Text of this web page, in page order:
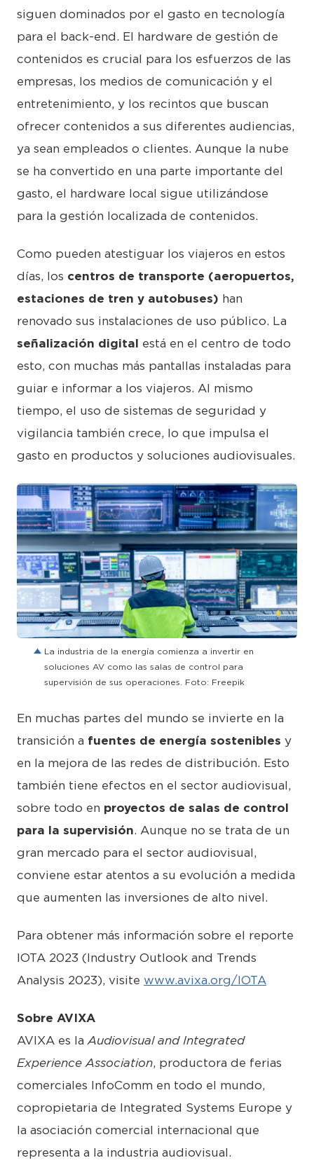
siguen dominados por el gasto en tecnología
para el back-end. El hardware de gestión de
contenidos es crucial para los esfuerzos de las
empresas, los medios de comunicación y el
entretenimiento, y los recintos que buscan
ofrecer contenidos a sus diferentes audiencias,
ya sean empleados o clientes. Aunque la nube
se ha convertido en una parte importante del
gasto, el hardware local sigue utilizándose
para la gestión localizada de contenidos.
Como pueden atestiguar los viajeros en estos
días, los centros de transporte (aeropuertos,
estaciones de tren y autobuses) han
renovado sus instalaciones de uso público. La
señalización digital está en el centro de todo
esto, con muchas más pantallas instaladas para
guiar e informar a los viajeros. Al mismo
tiempo, el uso de sistemas de seguridad y
vigilancia también crece, lo que impulsa el
gasto en productos y soluciones audiovisuales.
JPG
La industria de la energía comienza a invertir en
soluciones AV como las salas de control para
supervisión de sus operaciones. Foto: Freepik
En muchas partes del mundo se invierte en la
transición a fuentes de energía sostenibles y
en la mejora de las redes de distribución. Esto
también tiene efectos en el sector audiovisual,
sobre todo en proyectos de salas de control
para la supervisión. Aunque no se trata de un
gran mercado para el sector audiovisual,
conviene estar atentos a su evolución a medida
que aumenten las inversiones de alto nivel.
Para obtener más información sobre el reporte
IOTA 2023 (Industry Outlook and Trends
Analysis 2023), visite www.avixa.org/IOTA
Sobre AVIXA
AVIXA es la Audiovisual and Integrated
Experience Association, productora de ferias
comerciales InfoComm en todo el mundo,
copropietaria de Integrated Systems Europe y
la asociación comercial internacional que
representa a la industria audiovisual.